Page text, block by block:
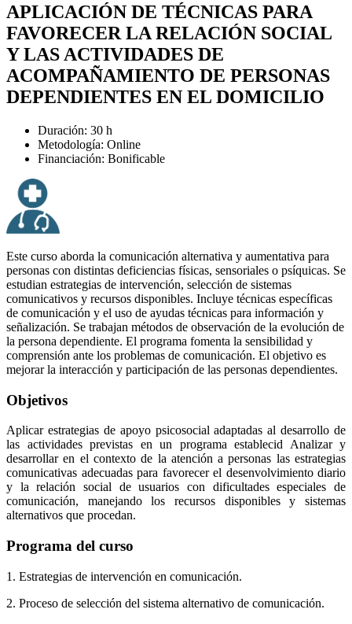
APLICACIÓN DE TÉCNICAS PARA
FAVORECER LA RELACIÓN SOCIAL
Y LAS ACTIVIDADES DE
ACOMPAÑAMIENTO DE PERSONAS
DEPENDIENTES EN EL DOMICILIO
Duración: 30 h
Metodología: Online
Financiación: Bonificable
Este curso aborda la comunicación alternativa y aumentativa para
personas con distintas deficiencias físicas, sensoriales o psíquicas. Se
estudian estrategias de intervención, selección de sistemas
comunicativos y recursos disponibles. Incluye técnicas específicas
de comunicación y el uso de ayudas técnicas para información y
señalización. Se trabajan métodos de observación de la evolución de
la persona dependiente. El programa fomenta la sensibilidad y
comprensión ante los problemas de comunicación. El objetivo es
mejorar la interacción y participación de las personas dependientes.
Objetivos
Aplicar estrategias de apoyo psicosocial adaptadas al desarrollo de
las actividades previstas en un programa establecid Analizar y
desarrollar en el contexto de la atención a personas las estrategias
comunicativas adecuadas para favorecer el desenvolvimiento diario
y la relación social de usuarios con dificultades especiales de
comunicación, manejando los recursos disponibles y sistemas
alternativos que procedan.
Programa del curso
1. Estrategias de intervención en comunicación.
2. Proceso de selección del sistema alternativo de comunicación.